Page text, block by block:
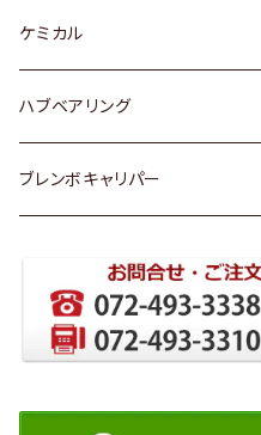
スバル
スバル
スズキ
日産
ダイハツ
ディーデル洗浄添加剤
ケミカル
ハブベアリング
トヨタ
スズキ
ブレンボキャリパー
日産